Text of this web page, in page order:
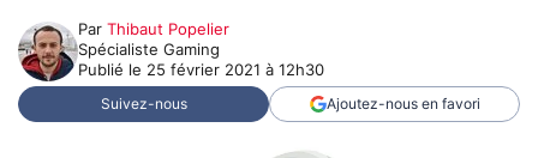
Par Thibaut Popelier
Spécialiste Gaming
Publié le 25 février 2021 à 12h30
Suivez-nous Ajoutez-nous en favori